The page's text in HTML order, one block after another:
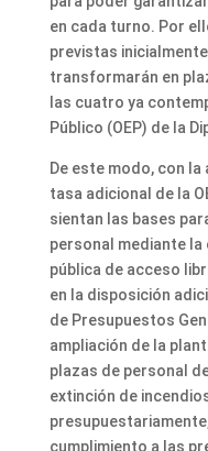
en cada turno. Por
previstas
transformarán en
las cuatro ya
Público (OEP) de la
De este modo, con
tasa adicional de la
sientan las bases
personal mediante
pública de acceso
en la disposición
de Presupuestos
ampliación de la
plazas de personal
extinción de
cumplimiento a las